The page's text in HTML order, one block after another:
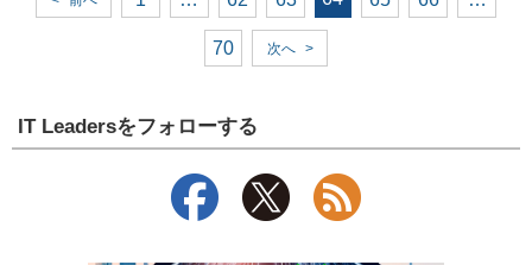
70 次へ >
IT Leadersをフォローする